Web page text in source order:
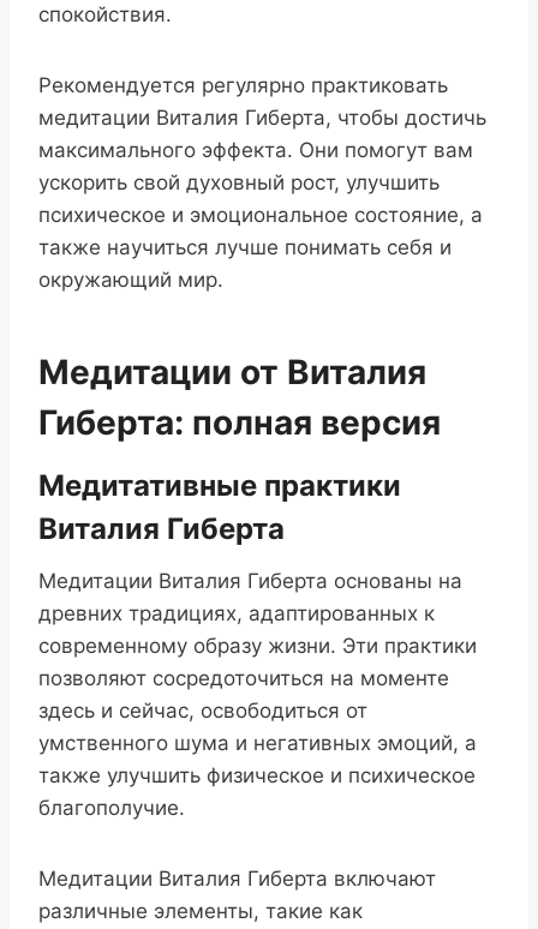
спокойствия.
Рекомендуется регулярно практиковать
медитации Виталия Гиберта, чтобы достичь
максимального эффекта. Они помогут вам
ускорить свой духовный рост, улучшить
психическое и эмоциональное состояние, а
также научиться лучше понимать себя и
окружающий мир.
Медитации от Виталия
Гиберта: полная версия
Медитативные практики
Виталия Гиберта
Медитации Виталия Гиберта основаны на
древних традициях, адаптированных к
современному образу жизни. Эти практики
позволяют сосредоточиться на моменте
здесь и сейчас, освободиться от
умственного шума и негативных эмоций, а
также улучшить физическое и психическое
благополучие.
Медитации Виталия Гиберта включают
различные элементы, такие как